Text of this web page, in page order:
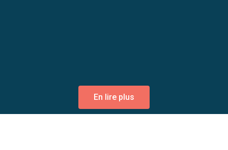
En lire plus